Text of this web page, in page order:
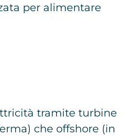
per alimentare
tramite turbine
che offshore (in